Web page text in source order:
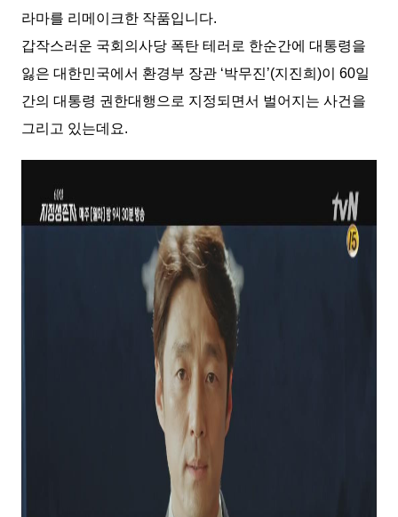
라마를 리메이크한 작품입니다.
갑작스러운 국회의사당 폭탄 테러로 한순간에 대통령을
잃은 대한민국에서 환경부 장관 ‘박무진’(지진희)이 60일
간의 대통령 권한대행으로 지정되면서 벌어지는 사건을
그리고 있는데요.